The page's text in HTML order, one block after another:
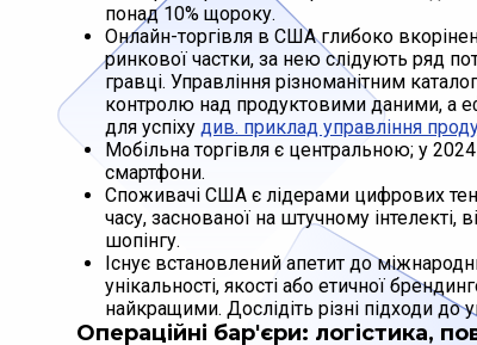
понад 10% щороку.
Онлайн-торгівля в США глибоко
ринкової частки, за нею слідують ряд
гравці. Управління різноманітним
контролю над продуктовими даними, а
для успіху див. приклад управління
Мобільна торгівля є центральною; у
смартфони.
Споживачі США є лідерами цифрових
часу, заснованої на штучному інтелекті,
шопінгу.
Існує встановлений апетит до
унікальності, якості або етичної
найкращими. Дослідіть різні підходи до
Операційні бар'єри: логістика,